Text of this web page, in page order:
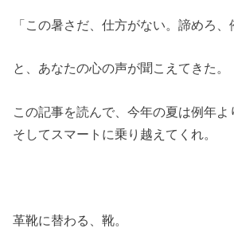
「この暑さだ、仕方がない。諦めろ、
と、あなたの心の声が聞こえてきた。
この記事を読んで、今年の夏は例年よ
そしてスマートに乗り越えてくれ。
革靴に替わる、靴。